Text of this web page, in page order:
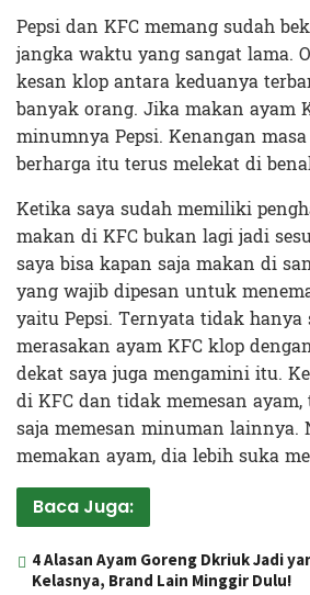
Pepsi dan KFC memang sudah
jangka waktu yang sangat lama.
kesan klop antara keduanya
banyak orang. Jika makan ayam
minumnya Pepsi. Kenangan
berharga itu terus melekat di
Ketika saya sudah memiliki
makan di KFC bukan lagi jadi
saya bisa kapan saja makan di
yang wajib dipesan untuk
yaitu Pepsi. Ternyata tidak hanya
merasakan ayam KFC klop
dekat saya juga mengamini itu.
di KFC dan tidak memesan
saja memesan minuman lainnya.
memakan ayam, dia lebih suka
Baca Juga:
4 Alasan Ayam Goreng Dkriuk Jadi
Kelasnya, Brand Lain Minggir Dulu!